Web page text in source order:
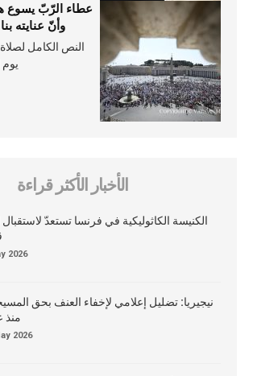
عطاء الرّبّ يسوع
وأنّ عنايته
النص الكامل لصلاة
يوم
الأخبار الأكثر قراءة
الكنيسة الكاثوليكية في فرنسا تستعدّ لاستقبال
2026
نيجيريا: تضليل إعلامي لإخفاء العنف بحق
منذ
2026